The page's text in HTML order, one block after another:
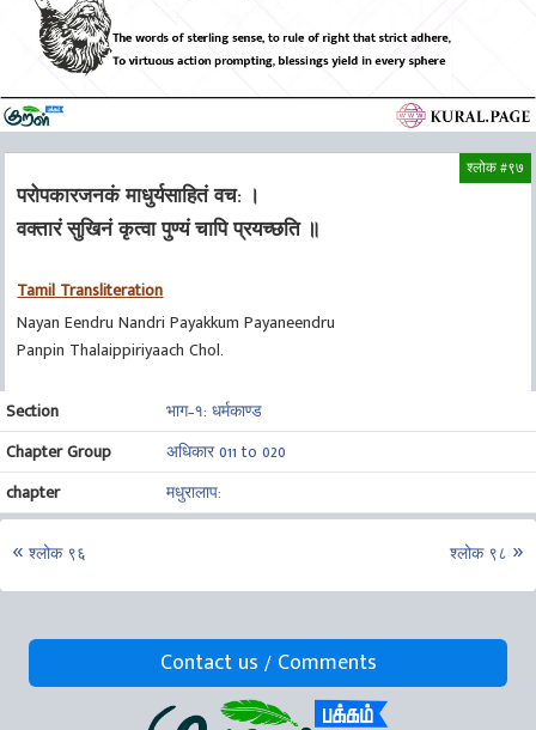
श्लोक #९७
परोपकारजनकं माधुर्यसाहितं वच: ।
वक्तारं सुखिनं कृत्वा पुण्यं चापि प्रयच्छति ॥
Tamil Transliteration
Nayan Eendru Nandri Payakkum Payaneendru
Panpin Thalaippiriyaach Chol.
Section
भाग–१: धर्मकाण्ड
Chapter Group
अधिकार 011 to 020
chapter
मधुरालाप:
श्लोक ९६ श्लोक ९८
Contact us / Comments